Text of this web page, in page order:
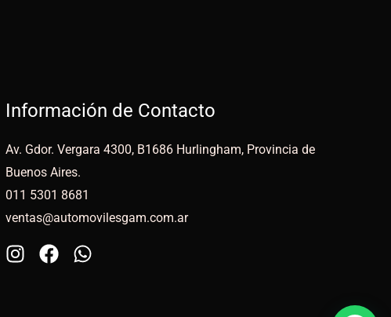
Información de Contacto
Av. Gdor. Vergara 4300, B1686 Hurlingham, Provincia de
Buenos Aires.
011 5301 8681
ventas@automovilesgam.com.ar